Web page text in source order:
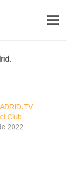
Club
2022